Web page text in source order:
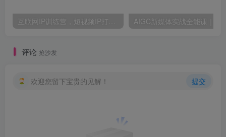
评论 抢沙发
欢迎您留下宝贵的见解！ 提交